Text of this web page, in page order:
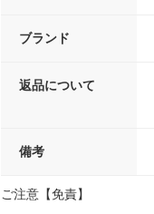
ブランド
返品について
備考
ご注意【免責】